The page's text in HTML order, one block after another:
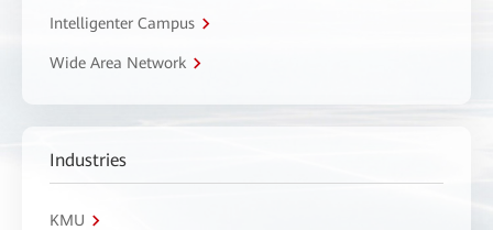
Intelligenter Campus
Wide Area Network
Industries
KMU